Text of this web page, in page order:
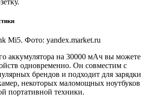
аккумулятора на 30000 мАч вы можете
одновременно. Он совместим с
брендов и подходит для зарядки
некоторых маломощных ноутбуков
портативной техники.